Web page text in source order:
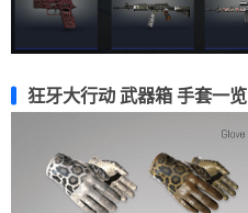
狂牙大行动 武器箱 手套一览